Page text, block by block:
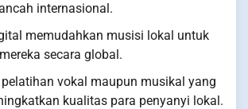
internasional.
memudahkan musisi lokal untuk
secara global.
vokal maupun musikal yang
kualitas para penyanyi lokal.